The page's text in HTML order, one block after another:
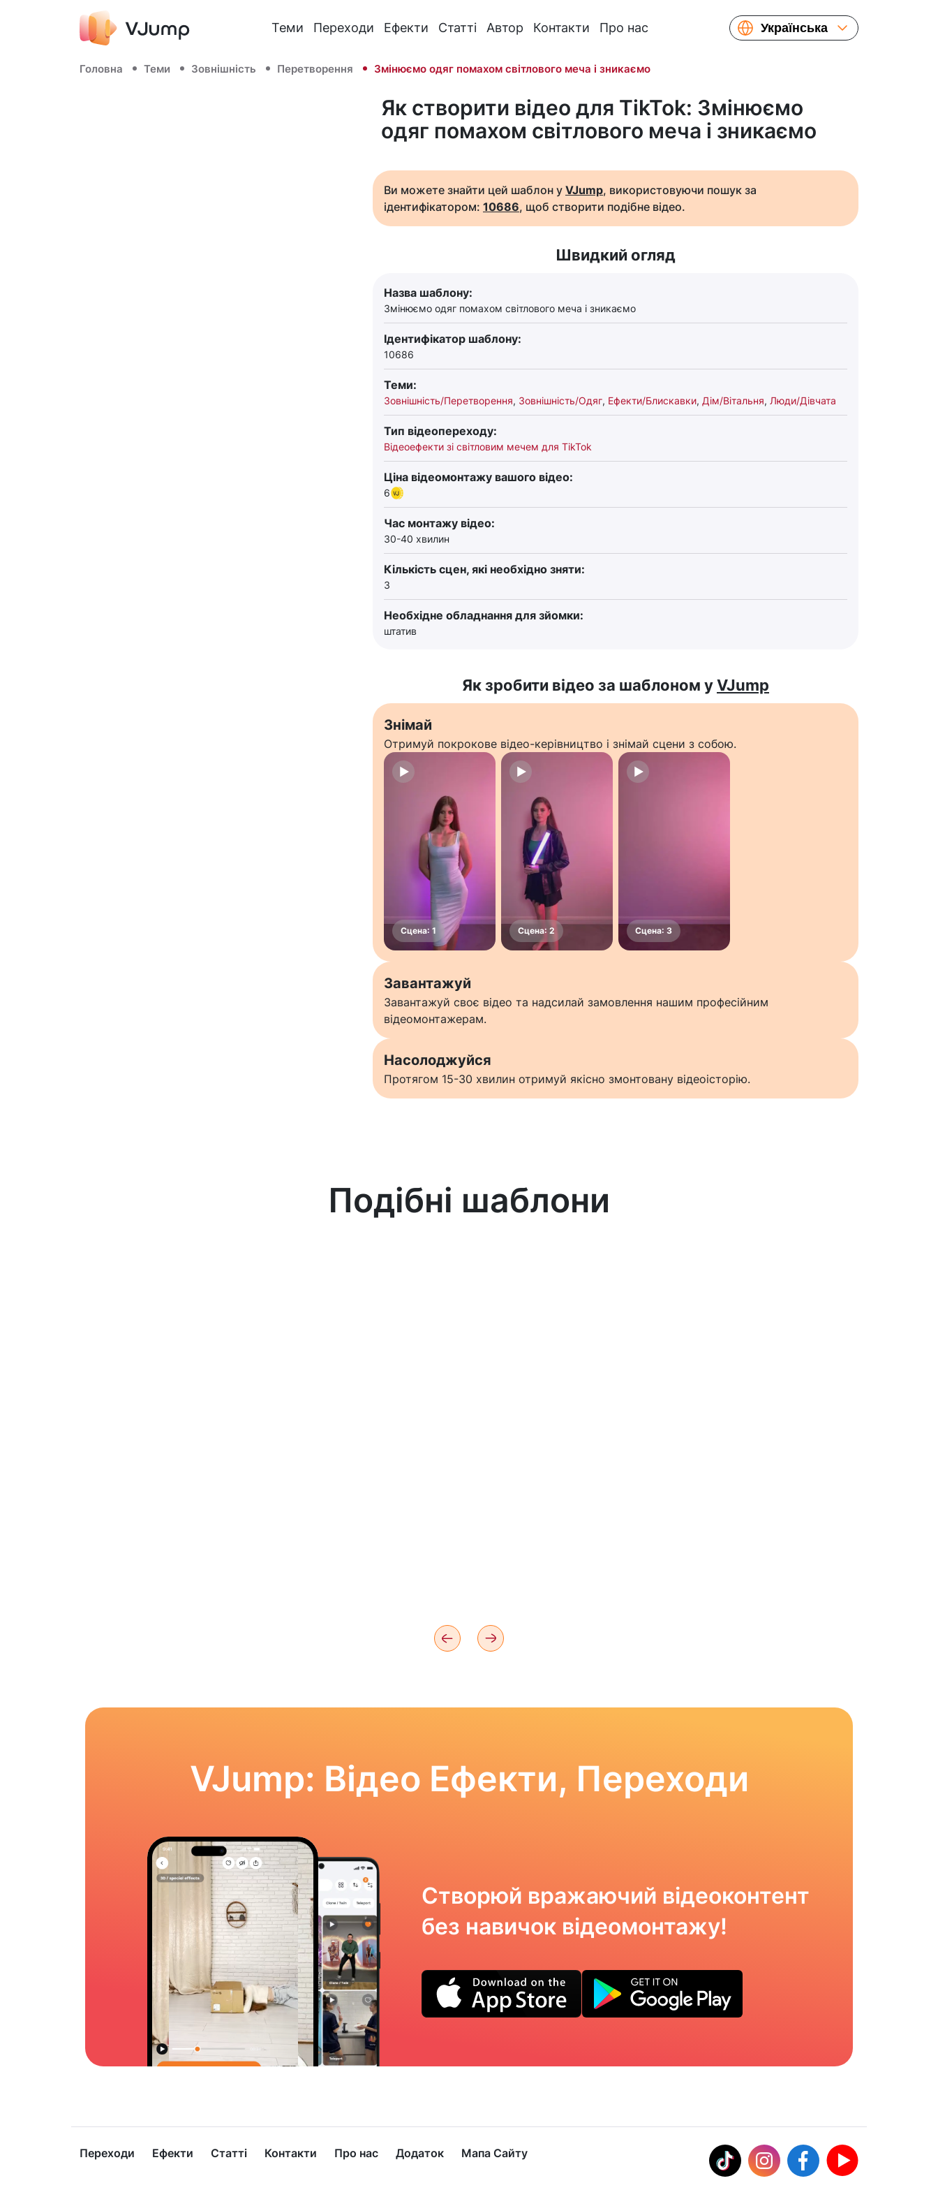
Теми Переходи Ефекти Статті Автор Контакти Про нас
Українська
Français
繁體中文
Головна Теми Зовнішність Перетворення Змінюємо одяг помахом світлового меча і зникаємо
Як створити відео для TikTok: Змінюємо
одяг помахом світлового меча і зникаємо
Ви можете знайти цей шаблон у VJump, використовуючи пошук за
ідентифікатором: 10686, щоб створити подібне відео.
Швидкий огляд
Назва шаблону:
Змінюємо одяг помахом світлового меча і зникаємо
Ідентифікатор шаблону:
10686
Теми:
Зовнішність/Перетворення, Зовнішність/Одяг, Ефекти/Блискавки, Дім/Вітальня, Люди/Дівчата
Тип відеопереходу:
Відеоефекти зі світловим мечем для TikTok
Ціна відеомонтажу вашого відео:
6
Час монтажу відео:
30-40 хвилин
Кількість сцен, які необхідно зняти:
3
Необхідне обладнання для зйомки:
штатив
Як зробити відео за шаблоном уVJump
Знімай
Отримуй покрокове відео-керівництво і знімай сцени з собою.
Завантажуй
Завантажуй своє відео та надсилай замовлення нашим професійним
відеомонтажерам.
Насолоджуйся
Протягом 15-30 хвилин отримуй якісно змонтовану відеоісторію.
Подібні шаблони
VJump: Відео Ефекти, Переходи
Створюй вражаючий відеоконтент
без навичок відеомонтажу!
Переходи Ефекти Статті Контакти Про нас Додаток Мапа Сайту